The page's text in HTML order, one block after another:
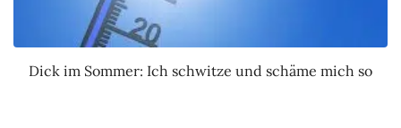
Dick im Sommer: Ich schwitze und schäme mich so